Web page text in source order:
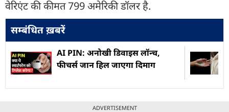
वेरिएंट की कीमत 799 अमेरिकी डॉलर है.
सम्बंधित ख़बरें
AI PIN: अनोखी डिवाइस लॉन्च,
फीचर्स जान हिल जाएगा दिमाग
ADVERTISEMENT